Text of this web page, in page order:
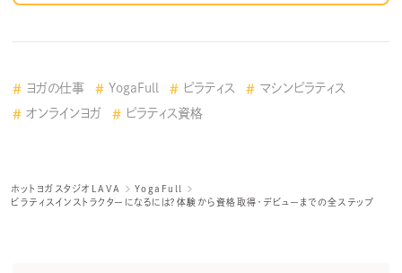
ヨガの仕事 YogaFull ピラティス
マシンピラティス
オンラインヨガ
ピラティス資格
ホットヨガスタジオLAVA
YogaFull
ピラティスインストラクターになるには？体験から資格取得・デビューまでの全ステップ